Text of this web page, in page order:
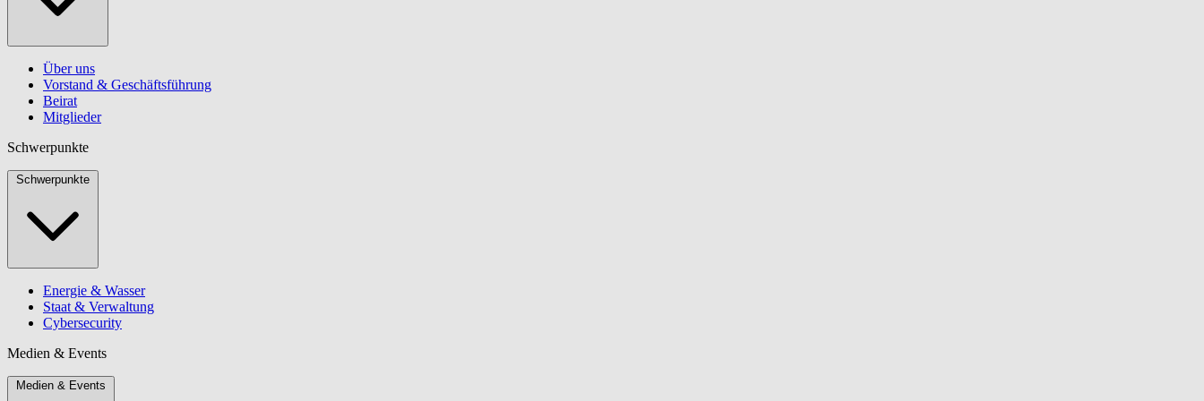
Über uns
Vorstand & Geschäftsführung
Beirat
Mitglieder
Schwerpunkte
Schwerpunkte
Energie & Wasser
Staat & Verwaltung
Cybersecurity
Medien & Events
Medien & Events